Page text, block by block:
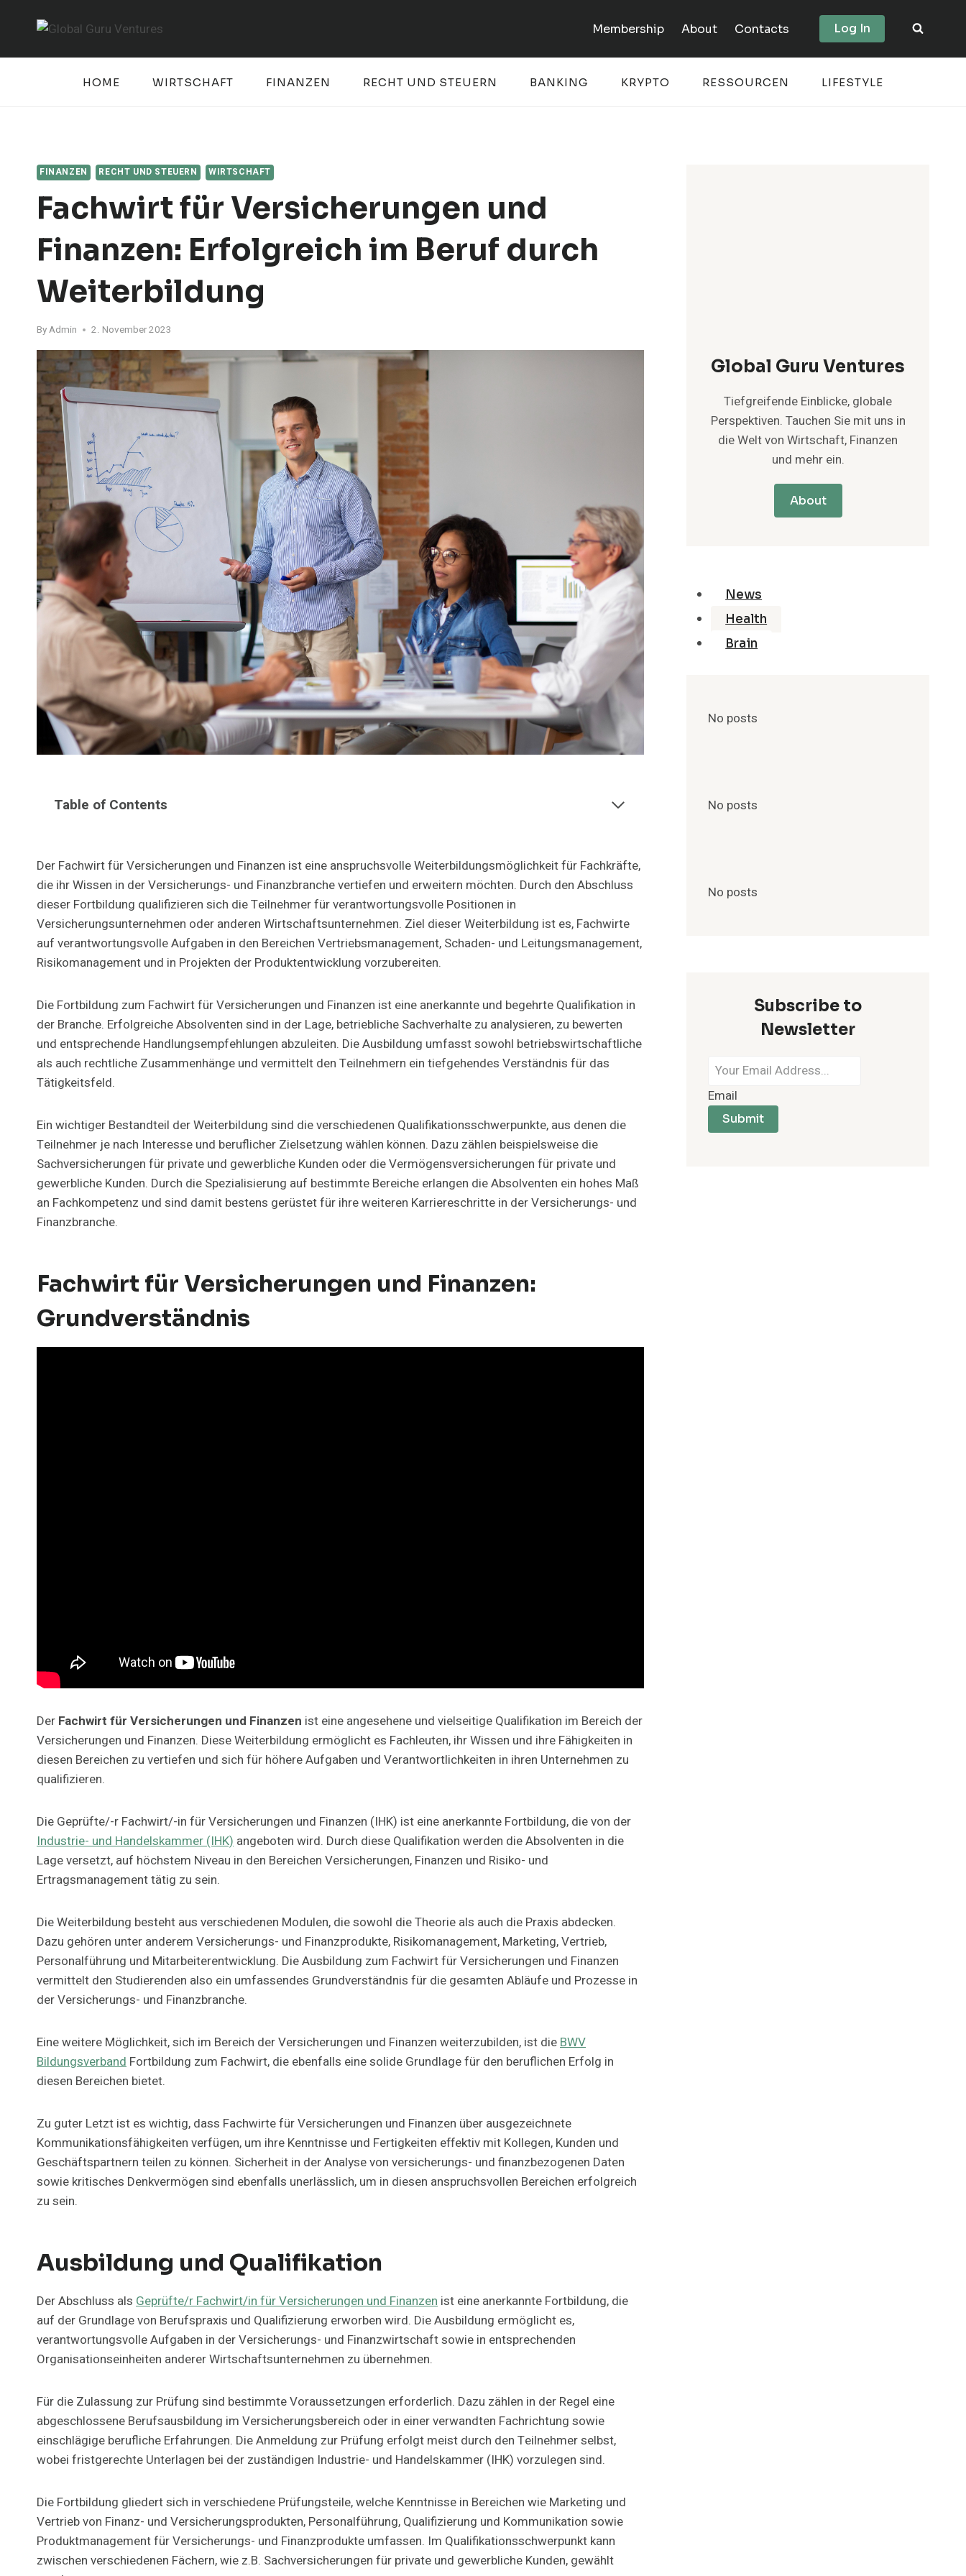
Membership About Contacts Log In
HOME WIRTSCHAFT FINANZEN RECHT UND STEUERN BANKING KRYPTO RESSOURCEN LIFESTYLE
FINANZEN RECHT UND STEUERN WIRTSCHAFT
Fachwirt für Versicherungen und
Finanzen: Erfolgreich im Beruf durch
Weiterbildung
ByAdmin 2. November 2023
Table of Contents
Der Fachwirt für Versicherungen und Finanzen ist eine anspruchsvolle Weiterbildungsmöglichkeit für Fachkräfte,
die ihr Wissen in der Versicherungs- und Finanzbranche vertiefen und erweitern möchten. Durch den Abschluss
dieser Fortbildung qualifizieren sich die Teilnehmer für verantwortungsvolle Positionen in
Versicherungsunternehmen oder anderen Wirtschaftsunternehmen. Ziel dieser Weiterbildung ist es, Fachwirte
auf verantwortungsvolle Aufgaben in den Bereichen Vertriebsmanagement, Schaden- und Leitungsmanagement,
Risikomanagement und in Projekten der Produktentwicklung vorzubereiten.
Die Fortbildung zum Fachwirt für Versicherungen und Finanzen ist eine anerkannte und begehrte Qualifikation in
der Branche. Erfolgreiche Absolventen sind in der Lage, betriebliche Sachverhalte zu analysieren, zu bewerten
und entsprechende Handlungsempfehlungen abzuleiten. Die Ausbildung umfasst sowohl betriebswirtschaftliche
als auch rechtliche Zusammenhänge und vermittelt den Teilnehmern ein tiefgehendes Verständnis für das
Tätigkeitsfeld.
Ein wichtiger Bestandteil der Weiterbildung sind die verschiedenen Qualifikationsschwerpunkte, aus denen die
Teilnehmer je nach Interesse und beruflicher Zielsetzung wählen können. Dazu zählen beispielsweise die
Sachversicherungen für private und gewerbliche Kunden oder die Vermögensversicherungen für private und
gewerbliche Kunden. Durch die Spezialisierung auf bestimmte Bereiche erlangen die Absolventen ein hohes Maß
an Fachkompetenz und sind damit bestens gerüstet für ihre weiteren Karriereschritte in der Versicherungs- und
Finanzbranche.
Fachwirt für Versicherungen und Finanzen:
Grundverständnis
Der Fachwirt für Versicherungen und Finanzen ist eine angesehene und vielseitige Qualifikation im Bereich der
Versicherungen und Finanzen. Diese Weiterbildung ermöglicht es Fachleuten, ihr Wissen und ihre Fähigkeiten in
diesen Bereichen zu vertiefen und sich für höhere Aufgaben und Verantwortlichkeiten in ihren Unternehmen zu
qualifizieren.
Die Geprüfte/-r Fachwirt/-in für Versicherungen und Finanzen (IHK) ist eine anerkannte Fortbildung, die von der
Industrie- und Handelskammer (IHK) angeboten wird. Durch diese Qualifikation werden die Absolventen in die
Lage versetzt, auf höchstem Niveau in den Bereichen Versicherungen, Finanzen und Risiko- und
Ertragsmanagement tätig zu sein.
Die Weiterbildung besteht aus verschiedenen Modulen, die sowohl die Theorie als auch die Praxis abdecken.
Dazu gehören unter anderem Versicherungs- und Finanzprodukte, Risikomanagement, Marketing, Vertrieb,
Personalführung und Mitarbeiterentwicklung. Die Ausbildung zum Fachwirt für Versicherungen und Finanzen
vermittelt den Studierenden also ein umfassendes Grundverständnis für die gesamten Abläufe und Prozesse in
der Versicherungs- und Finanzbranche.
Eine weitere Möglichkeit, sich im Bereich der Versicherungen und Finanzen weiterzubilden, ist die BWV
Bildungsverband Fortbildung zum Fachwirt, die ebenfalls eine solide Grundlage für den beruflichen Erfolg in
diesen Bereichen bietet.
Zu guter Letzt ist es wichtig, dass Fachwirte für Versicherungen und Finanzen über ausgezeichnete
Kommunikationsfähigkeiten verfügen, um ihre Kenntnisse und Fertigkeiten effektiv mit Kollegen, Kunden und
Geschäftspartnern teilen zu können. Sicherheit in der Analyse von versicherungs- und finanzbezogenen Daten
sowie kritisches Denkvermögen sind ebenfalls unerlässlich, um in diesen anspruchsvollen Bereichen erfolgreich
zu sein.
Ausbildung und Qualifikation
Der Abschluss als Geprüfte/r Fachwirt/in für Versicherungen und Finanzen ist eine anerkannte Fortbildung, die
auf der Grundlage von Berufspraxis und Qualifizierung erworben wird. Die Ausbildung ermöglicht es,
verantwortungsvolle Aufgaben in der Versicherungs- und Finanzwirtschaft sowie in entsprechenden
Organisationseinheiten anderer Wirtschaftsunternehmen zu übernehmen.
Für die Zulassung zur Prüfung sind bestimmte Voraussetzungen erforderlich. Dazu zählen in der Regel eine
abgeschlossene Berufsausbildung im Versicherungsbereich oder in einer verwandten Fachrichtung sowie
einschlägige berufliche Erfahrungen. Die Anmeldung zur Prüfung erfolgt meist durch den Teilnehmer selbst,
wobei fristgerechte Unterlagen bei der zuständigen Industrie- und Handelskammer (IHK) vorzulegen sind.
Die Fortbildung gliedert sich in verschiedene Prüfungsteile, welche Kenntnisse in Bereichen wie Marketing und
Vertrieb von Finanz- und Versicherungsprodukten, Personalführung, Qualifizierung und Kommunikation sowie
Produktmanagement für Versicherungs- und Finanzprodukte umfassen. Im Qualifikationsschwerpunkt kann
zwischen verschiedenen Fächern, wie z.B. Sachversicherungen für private und gewerbliche Kunden, gewählt
Global Guru Ventures
Tiefgreifende Einblicke, globale
Perspektiven. Tauchen Sie mit uns in
die Welt von Wirtschaft, Finanzen
und mehr ein.
About
News
Health
Brain
No posts
No posts
No posts
Subscribe to
Newsletter
Email
Submit